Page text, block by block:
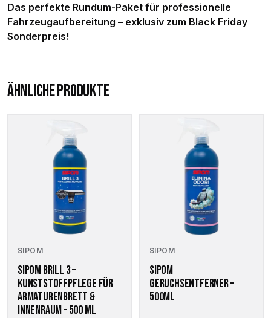
Das perfekte Rundum-Paket für professionelle
Fahrzeugaufbereitung – exklusiv zum Black Friday
Sonderpreis!
ÄHNLICHE PRODUKTE
SIPOM
SIPOM BRILL 3 –
KUNSTSTOFFPFLEGE FÜR
ARMATURENBRETT &
INNENRAUM – 500 ML
SIPOM
SIPOM
GERUCHSENTFERNER –
500ML